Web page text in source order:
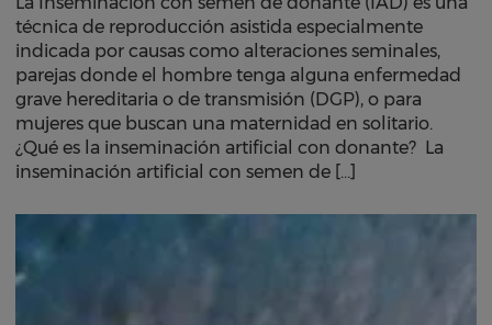
técnica de reproducción asistida especialmente
indicada por causas como alteraciones seminales,
parejas donde el hombre tenga alguna enfermedad
grave hereditaria o de transmisión (DGP), o para
mujeres que buscan una maternidad en solitario.
¿Qué es la inseminación artificial con donante? La
inseminación artificial con semen de […]